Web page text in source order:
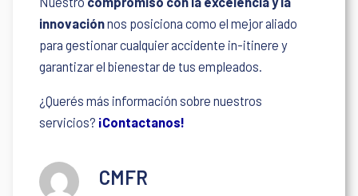
innovaciónnos posiciona como el mejor aliado
para gestionar cualquier accidente in-itinere y
garantizar el bienestar de tus empleados.
¿Querés más información sobre nuestros
servicios? ¡Contactanos!
CMFR